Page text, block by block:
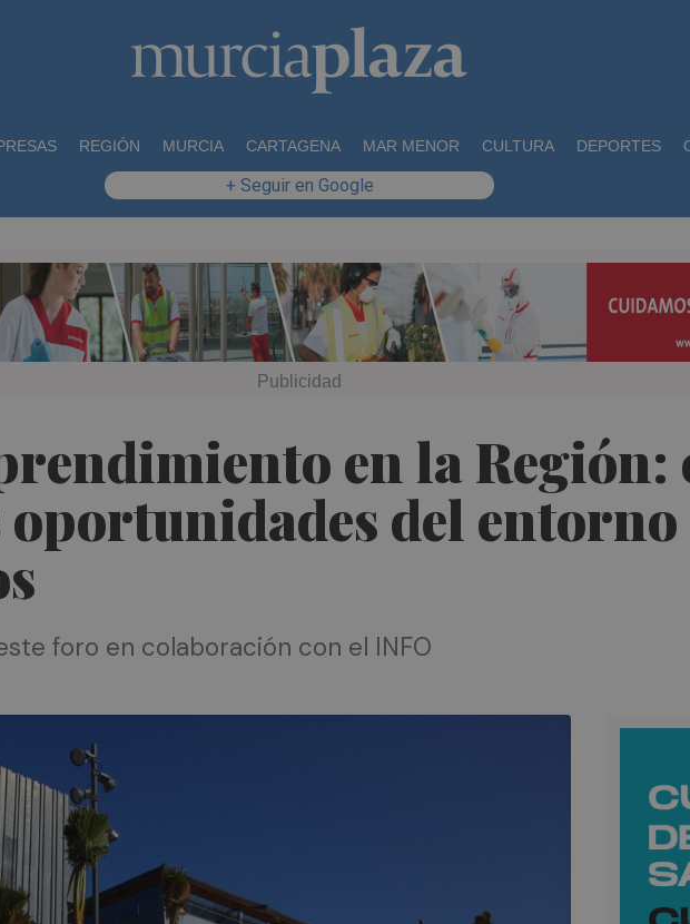
REGIÓN MURCIA CARTAGENA MAR MENOR CULTURA DEPORTES
+ Seguir en Google
en la Región:
del
foro en colaboración con el INFO